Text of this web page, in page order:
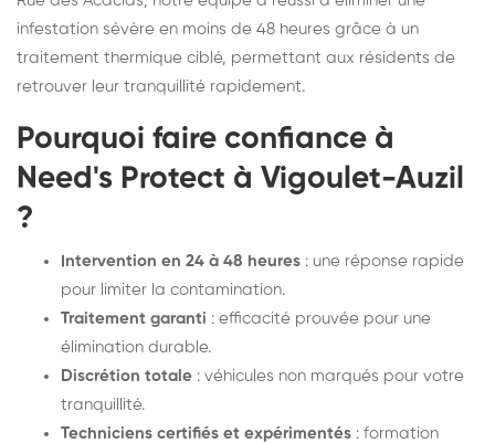
infestation sévère en moins de 48 heures grâce à un
traitement thermique ciblé, permettant aux résidents de
retrouver leur tranquillité rapidement.
Pourquoi faire confiance à
Need's Protect à Vigoulet-Auzil
?
Intervention en 24 à 48 heures : une réponse rapide
pour limiter la contamination.
Traitement garanti : efficacité prouvée pour une
élimination durable.
Discrétion totale : véhicules non marqués pour votre
tranquillité.
Techniciens certifiés et expérimentés : formation